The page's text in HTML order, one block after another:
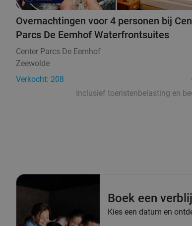
Overnachtingen voor 4 personen bij
Parcs De Eemhof Waterfrontsuites
Center Parcs De Eemhof
Zeewolde
Verkocht: 208
Inclusief toeristenbelasting en
Boek een
Kies een datum en